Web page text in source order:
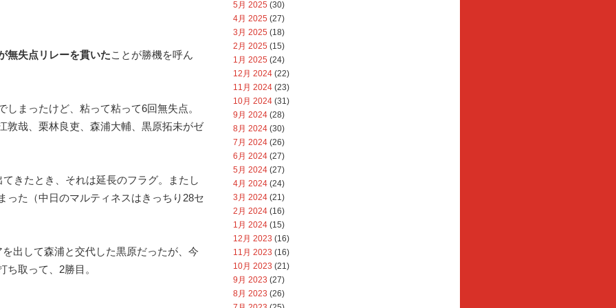
無失点リレーを貫いたことが勝機を呼ん
しまったけど、粘って粘って6回無失点。
敦哉、栗林良吏、森浦大輔、黒原拓未がゼ
きたとき、それは延長のフラグ。またし
った（中日のマルティネスはきっちり28セ
出して森浦と交代した黒原だったが、今
ち取って、2勝目。
5月 2025 (30)
4月 2025 (27)
3月 2025 (18)
2月 2025 (15)
1月 2025 (24)
12月 2024 (22)
11月 2024 (23)
10月 2024 (31)
9月 2024 (28)
8月 2024 (30)
7月 2024 (26)
6月 2024 (27)
5月 2024 (27)
4月 2024 (24)
3月 2024 (21)
2月 2024 (16)
1月 2024 (15)
12月 2023 (16)
11月 2023 (16)
10月 2023 (21)
9月 2023 (27)
8月 2023 (26)